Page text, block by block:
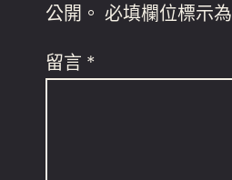
公開。 必填欄位標示為
留言 *